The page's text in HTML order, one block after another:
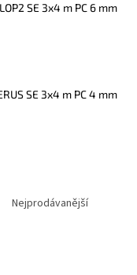
Nejprodávanější